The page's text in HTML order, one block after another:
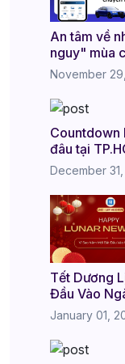
An tâm về
nguy" mùa
November
Countdown
đâu tại
December
Tết Dương
Đầu Vào
January 01,